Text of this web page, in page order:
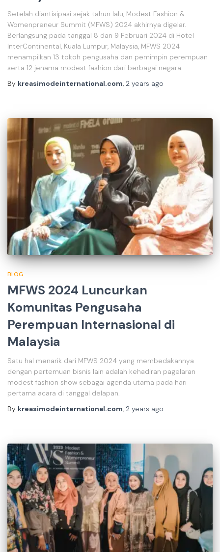
Setelah diantisipasi sejak tahun lalu, Modest Fashion &
Womenpreneur Summit (MFWS) 2024 akhirnya digelar.
Berlangsung pada tanggal 8 dan 9 Februari 2024 di Hotel
InterContinental, Kuala Lumpur, Malaysia, MFWS 2024
menampilkan 13 tokoh pengusaha dan pemimpin perempuan
serta 12 jenama modest fashion dari berbagai negara.
By kreasimodeinternational.com, 2 years ago
BLOG
MFWS 2024 Luncurkan
Komunitas Pengusaha
Perempuan Internasional di
Malaysia
Satu hal menarik dari MFWS 2024 yang membedakannya
dengan pertemuan bisnis lain adalah kehadiran pagelaran
modest fashion show sebagai agenda utama pada hari
pertama acara di tanggal delapan.
By kreasimodeinternational.com, 2 years ago